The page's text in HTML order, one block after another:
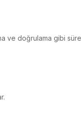
ve doğrulama gibi